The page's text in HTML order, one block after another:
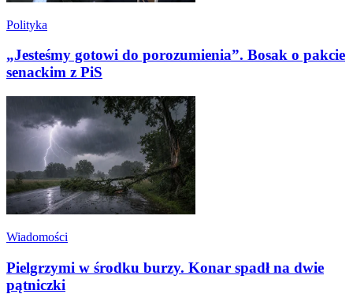
Polityka
„Jesteśmy gotowi do porozumienia”. Bosak o pakcie
senackim z PiS
Wiadomości
Pielgrzymi w środku burzy. Konar spadł na dwie
pątniczki